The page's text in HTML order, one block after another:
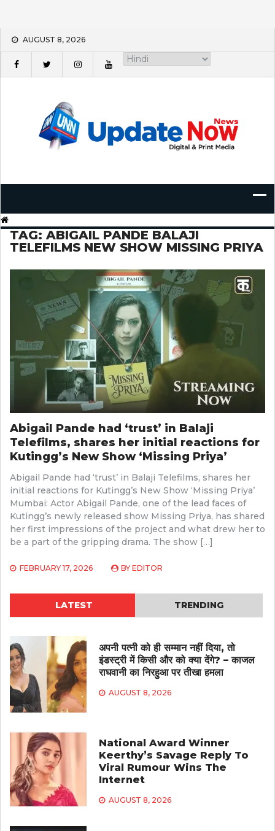
Skip
content
AUGUST 8, 2026
TAG: ABIGAIL PANDE BALAJI
TELEFILMS NEW SHOW MISSING PRIYA
Abigail Pande had ‘trust’ in Balaji
Telefilms, shares her initial reactions for
Kutingg’s New Show ‘Missing Priya’
Abigail Pande had ‘trust’ in Balaji Telefilms, shares her
initial reactions for Kutingg’s New Show ‘Missing Priya’
Mumbai: Actor Abigail Pande, one of the lead faces of
Kutingg’s newly released show Missing Priya, has shared
her first impressions of the project and what drew her to
be a part of the gripping drama. The show […]
FEBRUARY 17, 2026 BY EDITOR
LATEST TRENDING
अपनी पत्नी को ही सम्मान नहीं दिया, तो
इंडस्ट्री में किसी और को क्या देंगे? – काजल
राघवानी का निरहुआ पर तीखा हमला
AUGUST 8, 2026
National Award Winner
Keerthy’s Savage Reply To
Viral Rumour Wins The
Internet
AUGUST 8, 2026